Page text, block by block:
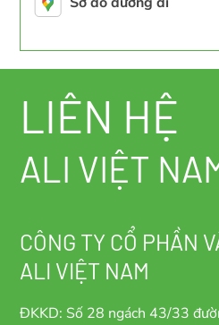
LIÊN HỆ
ALI VIỆT
CÔNG TY CỔ PHẦN
ALI VIỆT NAM
ĐKKD: Số 28 ngách 43/33